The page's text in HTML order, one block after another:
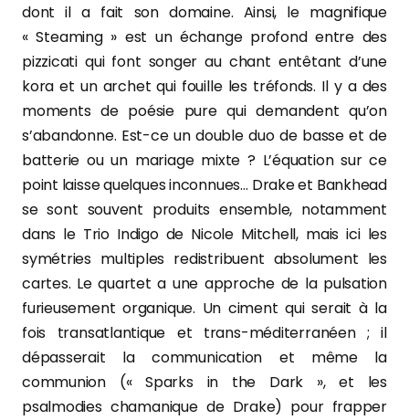
dont il a fait son domaine. Ainsi, le magnifique
« Steaming » est un échange profond entre des
pizzicati qui font songer au chant entêtant d’une
kora et un archet qui fouille les tréfonds. Il y a des
moments de poésie pure qui demandent qu’on
s’abandonne. Est-ce un double duo de basse et de
batterie ou un mariage mixte ? L’équation sur ce
point laisse quelques inconnues… Drake et Bankhead
se sont souvent produits ensemble, notamment
dans le Trio Indigo de Nicole Mitchell, mais ici les
symétries multiples redistribuent absolument les
cartes. Le quartet a une approche de la pulsation
furieusement organique. Un ciment qui serait à la
fois transatlantique et trans-méditerranéen ; il
dépasserait la communication et même la
communion (« Sparks in the Dark », et les
psalmodies chamanique de Drake) pour frapper